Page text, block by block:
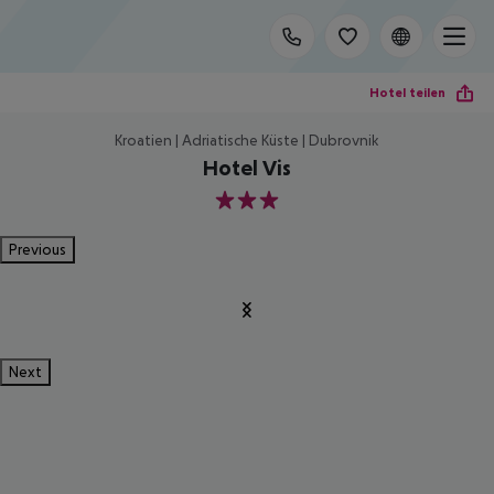
Hotel teilen
Kroatien | Adriatische Küste | Dubrovnik
Hotel Vis
3
Previous
Next